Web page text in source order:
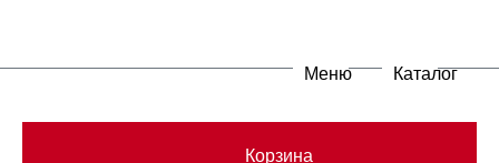
Меню Каталог
Корзина